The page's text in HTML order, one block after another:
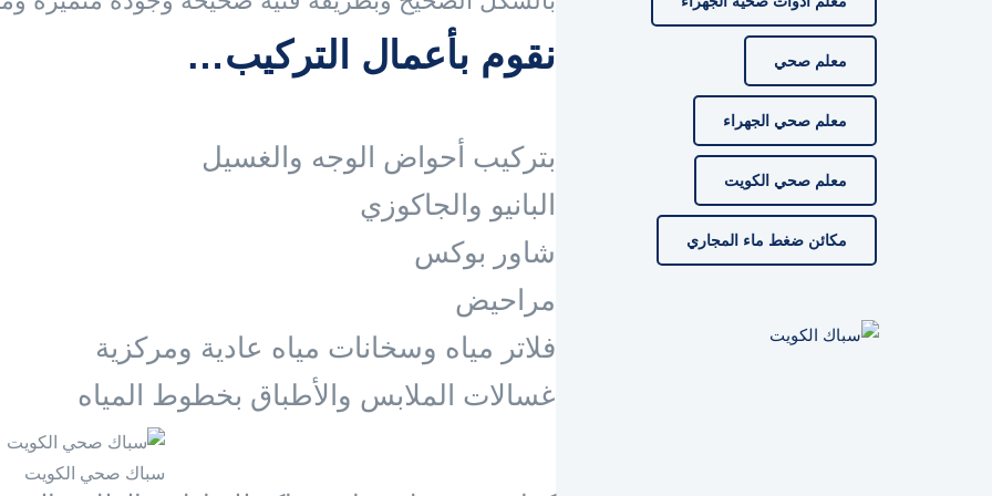
نقوم بأعمال التركيب…
بتركيب أحواض الوجه والغسيل
البانيو والجاكوزي
شاور بوكس
مراحيض
فلاتر مياه وسخانات مياه عادية ومركزية
غسالات الملابس والأطباق بخطوط المياه
سباك صحي الكويت
معلم صحي
معلم صحي الجهراء
معلم صحي الكويت
مكائن ضغط ماء المجاري